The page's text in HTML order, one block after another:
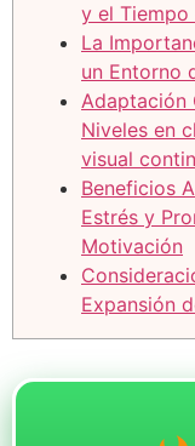
y el Tiempo
La
un Entorno
Adaptación
Niveles en
visual
Beneficios
Estrés y
Motivación
Expansión